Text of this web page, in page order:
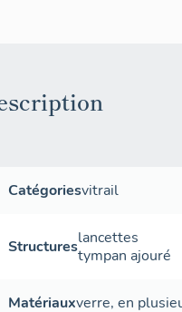
Catégoriesvitrail
Structureslancettes
tympan ajouré
Matériauxverre, en